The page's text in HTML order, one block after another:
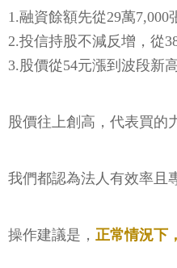
1.融資餘額先從29萬7,000
2.投信持股不減反增，從
3.股價從54元漲到波段新高
股價往上創高，代表買的
我們都認為法人有效率且
操作建議是， 正常情況下